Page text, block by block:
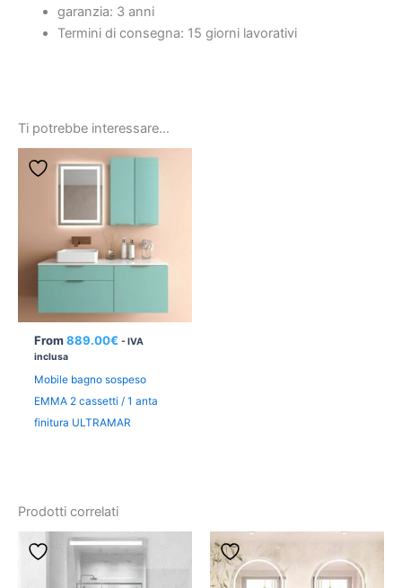
garanzia: 3 anni
Termini di consegna: 15 giorni lavorativi
Ti potrebbe interessare…
From 889.00€ - IVA
inclusa
Mobile bagno sospeso
EMMA 2 cassetti / 1 anta
finitura ULTRAMAR
Prodotti correlati